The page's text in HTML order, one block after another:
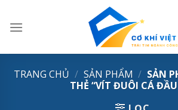
TRANG CHỦ / SẢN PHẨM / SẢN
THẺ “VÍT ĐUÔI CÁ